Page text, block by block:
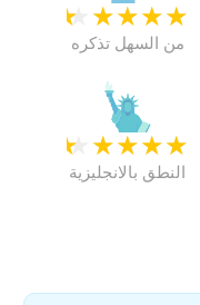
★
★
★
★
★
من السهل تذكره
★
★
★
★
★
النطق بالانجليزية